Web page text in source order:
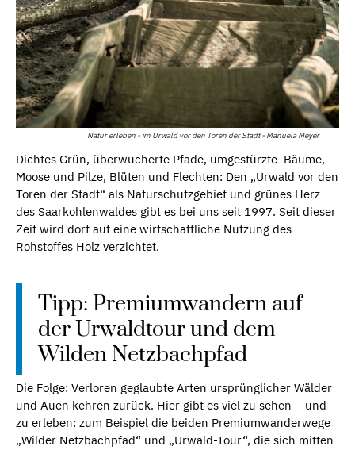
Natur erleben - im Urwald vor den Toren der Stadt - Manuela Meyer
Dichtes Grün, überwucherte Pfade, umgestürzte Bäume,
Moose und Pilze, Blüten und Flechten: Den „Urwald vor den
Toren der Stadt“ als Naturschutzgebiet und grünes Herz
des Saarkohlenwaldes gibt es bei uns seit 1997. Seit dieser
Zeit wird dort auf eine wirtschaftliche Nutzung des
Rohstoffes Holz verzichtet.
Tipp: Premiumwandern auf
der Urwaldtour und dem
Wilden Netzbachpfad
Die Folge: Verloren geglaubte Arten ursprünglicher Wälder
und Auen kehren zurück. Hier gibt es viel zu sehen – und
zu erleben: zum Beispiel die beiden Premiumwanderwege
„Wilder Netzbachpfad“ und „Urwald-Tour“, die sich mitten